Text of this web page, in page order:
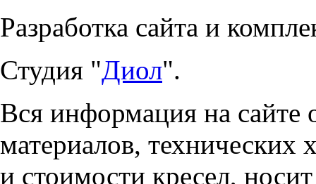
Разработка сайта и
Студия "Диол".
Вся информация на сайте
материалов, технических
и стоимости кресел,